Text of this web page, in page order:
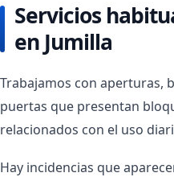
Servicios
en Jumilla
Trabajamos con aperturas,
puertas que presentan
relacionados con el uso
Hay incidencias que